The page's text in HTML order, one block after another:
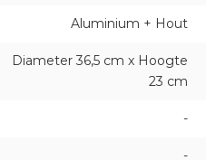
Aluminium + Hout
Diameter 36,5 cm x Hoogte
23 cm
-
-